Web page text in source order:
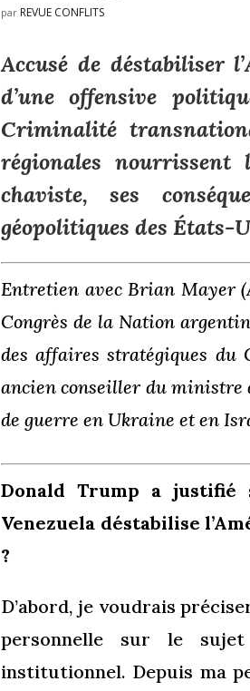
par REVUE CONFLITS
Accusé de déstabiliser
d’une offensive
Criminalité
régionales
chaviste, ses
géopolitiques des États-
Entretien avec Brian Mayer
Congrès de la Nation
des affaires stratégiques du
ancien conseiller du ministre
de guerre en Ukraine et en
Donald Trump a
Venezuela déstabilise
?
D’abord, je voudrais
personnelle sur le
institutionnel. Depuis ma